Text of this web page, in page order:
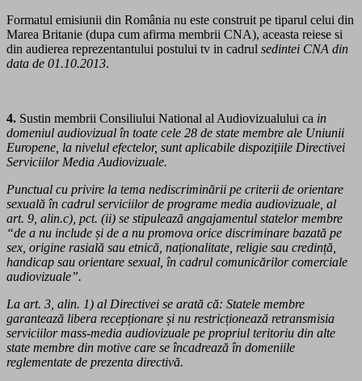
Formatul emisiunii din România nu este construit pe tiparul celui din
Marea Britanie (dupa cum afirma membrii CNA), aceasta reiese si
din audierea reprezentantului postului tv in cadrul sedintei CNA din
data de 01.10.2013.
4. Sustin membrii Consiliului National al Audiovizualului ca in
domeniul audiovizual în toate cele 28 de state membre ale Uniunii
Europene, la nivelul efectelor, sunt aplicabile dispoziţiile Directivei
Serviciilor Media Audiovizuale.
Punctual cu privire la tema nediscriminării pe criterii de orientare
sexuală în cadrul serviciilor de programe media audiovizuale, al
art. 9, alin.c), pct. (ii) se stipulează angajamentul statelor membre
“de a nu include și de a nu promova orice discriminare bazată pe
sex, origine rasială sau etnică, naționalitate, religie sau credință,
handicap sau orientare sexual, în cadrul comunicărilor comerciale
audiovizuale”.
La art. 3, alin. 1) al Directivei se arată că: Statele membre
garantează libera recepționare și nu restricționează retransmisia
serviciilor mass-media audiovizuale pe propriul teritoriu din alte
state membre din motive care se încadrează în domeniile
reglementate de prezenta directivă.